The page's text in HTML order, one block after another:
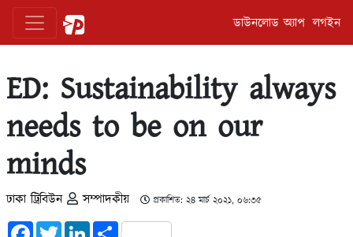
ডাউনলোড অ্যাপ লগইন
ED: Sustainability always
needs to be on our
minds
ঢাকা ট্রিবিউন সম্পাদকীয় প্রকাশিত: ২৪ মার্চ ২০২১, ০৬:৩৫
FacebookTwitterLinkedInShare